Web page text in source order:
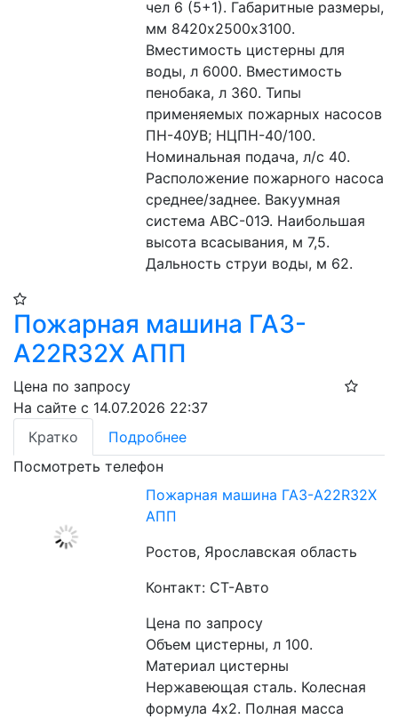
чел 6 (5+1). Габаритные размеры,
мм 8420х2500х3100.
Вместимость цистерны для
воды, л 6000. Вместимость
пенобака, л 360. Типы
применяемых пожарных насосов
ПН-40УВ; НЦПН-40/100.
Номинальная подача, л/с 40.
Расположение пожарного насоса
среднее/заднее. Вакуумная
система АВС-01Э. Наибольшая
высота всасывания, м 7,5.
Дальность струи воды, м 62.
Пожарная машина ГАЗ-
A22R32Х АПП
Цена по запросу
На сайте с 14.07.2026 22:37
Кратко
Подробнее
Посмотреть телефон
Пожарная машина ГАЗ-A22R32Х
АПП
Ростов, Ярославская область
Контакт: СТ-Авто
Цена по запросу
Объем цистерны, л 100.
Материал цистерны
Нержавеющая сталь. Колесная
формула 4х2. Полная масса